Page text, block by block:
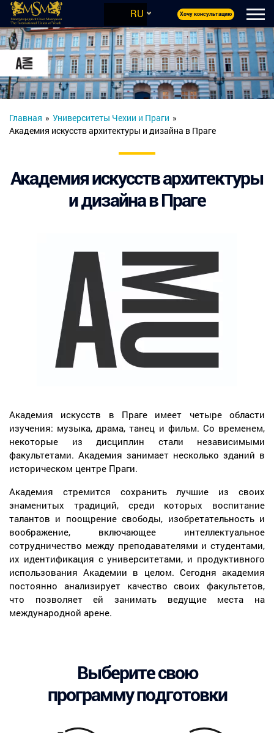
RU Хочу консультацию
Главная » Университеты Чехии и Праги »
Академия искусств архитектуры и дизайна в Праге
Академия искусств архитектуры
и дизайна в Праге
Академия искусств в Праге имеет четыре области
изучения: музыка, драма, танец и фильм. Со временем,
некоторые из дисциплин стали независимыми
факультетами. Академия занимает несколько зданий в
историческом центре Праги.
Академия стремится сохранить лучшие из своих
знаменитых традиций, среди которых воспитание
талантов и поощрение свободы, изобретательность и
воображение, включающее интеллектуальное
сотрудничество между преподавателями и студентами,
их идентификация с университетами, и продуктивного
использования Академии в целом. Сегодня академия
постоянно анализирует качество своих факультетов,
что позволяет ей занимать ведущие места на
международной арене.
Выберите свою
программу подготовки